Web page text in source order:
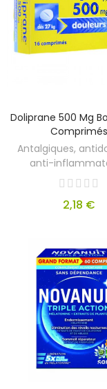
Doliprane 500 Mg
Comprimés
Antalgiques,
anti-
2,18 €